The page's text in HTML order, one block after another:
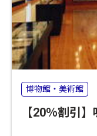
博物館・美術館
【20％割引